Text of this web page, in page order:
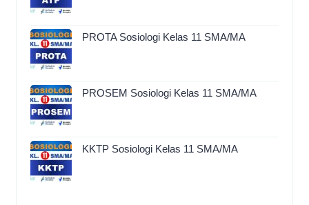
PROTA Sosiologi Kelas 11 SMA/MA
PROSEM Sosiologi Kelas 11 SMA/MA
KKTP Sosiologi Kelas 11 SMA/MA